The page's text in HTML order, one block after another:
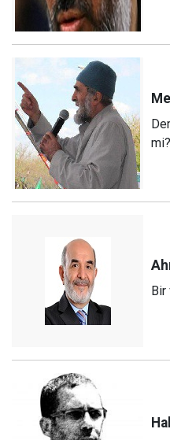
mi?
Bir